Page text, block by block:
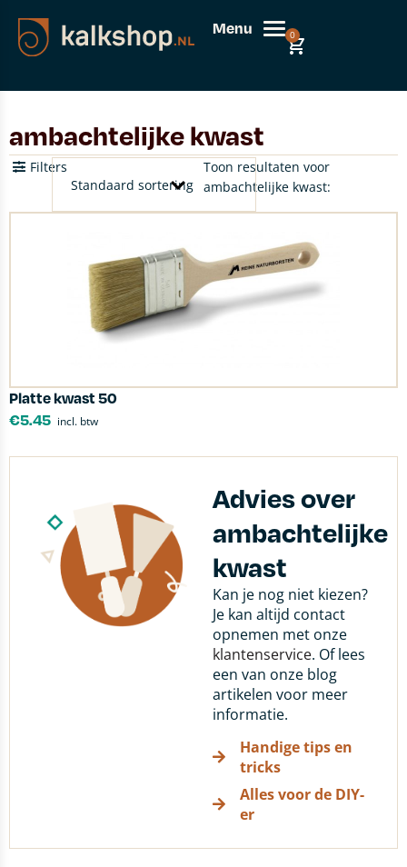
Menu 0
ambachtelijke kwast
Toon resultaten voor
ambachtelijke kwast:
Filters
Platte kwast 50
€5.45 incl. btw
Advies over
ambachtelijke
kwast
Kan je nog niet kiezen?
Je kan altijd contact
opnemen met onze
klantenservice. Of lees
een van onze blog
artikelen voor meer
informatie.
Handige tips en
tricks
Alles voor de DIY-
er